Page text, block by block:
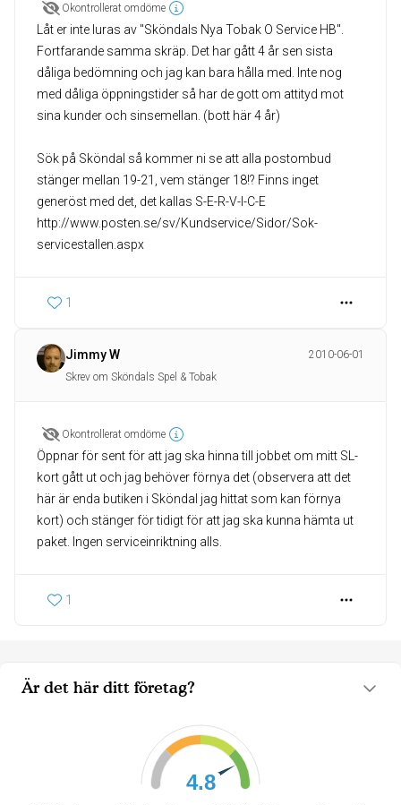
Är det här ditt företag?
4.8
Okontrollerat omdöme
Låt er inte luras av "Sköndals Nya Tobak O Service HB".
Fortfarande samma skräp. Det har gått 4 år sen sista
dåliga bedömning och jag kan bara hålla med. Inte nog
med dåliga öppningstider så har de gott om attityd mot
sina kunder och sinsemellan. (bott här 4 år)
Sök på Sköndal så kommer ni se att alla postombud
stänger mellan 19-21, vem stänger 18!? Finns inget
generöst med det, det kallas S-E-R-V-I-C-E
http://www.posten.se/sv/Kundservice/Sidor/Sok-
servicestallen.aspx
1
Jimmy W
2010-06-01
Skrev om Sköndals Spel & Tobak
Okontrollerat omdöme
Öppnar för sent för att jag ska hinna till jobbet om mitt SL-
kort gått ut och jag behöver förnya det (observera att det
här är enda butiken i Sköndal jag hittat som kan förnya
kort) och stänger för tidigt för att jag ska kunna hämta ut
paket. Ingen serviceinriktning alls.
1